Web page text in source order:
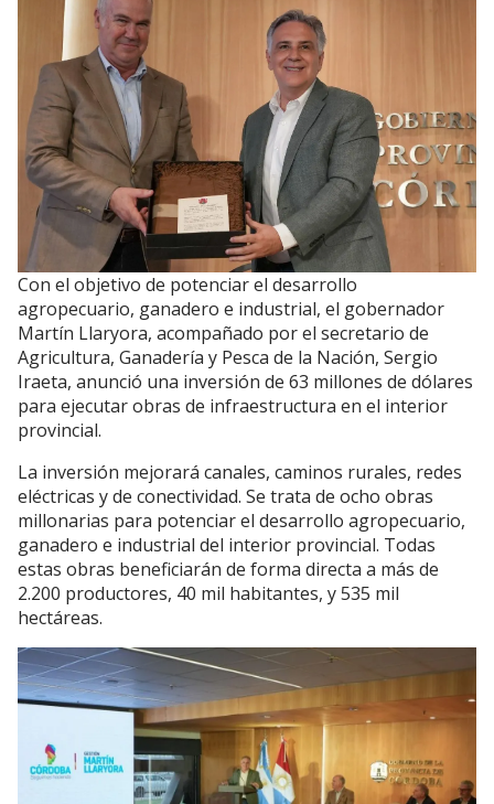
Con el objetivo de potenciar el desarrollo
agropecuario, ganadero e industrial, el gobernador
Martín Llaryora, acompañado por el secretario de
Agricultura, Ganadería y Pesca de la Nación, Sergio
Iraeta, anunció una inversión de 63 millones de dólares
para ejecutar obras de infraestructura en el interior
provincial.
La inversión mejorará canales, caminos rurales, redes
eléctricas y de conectividad. Se trata de ocho obras
millonarias para potenciar el desarrollo agropecuario,
ganadero e industrial del interior provincial. Todas
estas obras beneficiarán de forma directa a más de
2.200 productores, 40 mil habitantes, y 535 mil
hectáreas.